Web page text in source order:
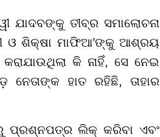
ଯାଦବଙ୍କୁ ତୀବ୍ର ସମାଲୋଚନା
ଓ ଶିକ୍ଷା ମାଫିଆ’ଙ୍କୁ ଆଶ୍ରୟ
କି ନାହିଁ, ସେ ନେଇ
ହାତ ରହିଛି, ତାହାର
ପ୍ରଶ୍ନପତ୍ର ଲିକ୍ କରିବା ଏବଂ